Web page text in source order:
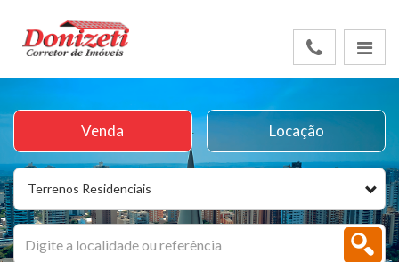
Terrenos Residenciais
Venda Locação